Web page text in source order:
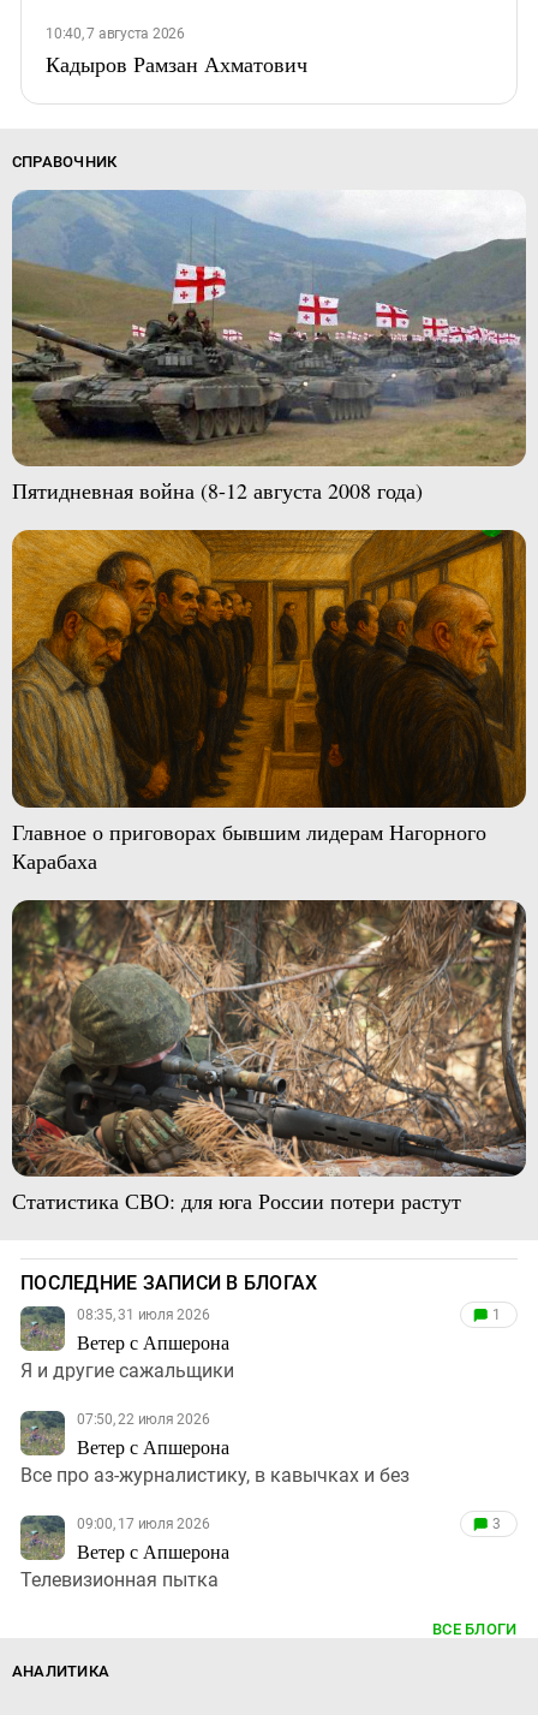
10:40, 7 августа 2026
Кадыров Рамзан Ахматович
СПРАВОЧНИК
Пятидневная война (8-12 августа 2008 года)
Главное о приговорах бывшим лидерам Нагорного
Карабаха
Статистика СВО: для юга России потери растут
ПОСЛЕДНИЕ ЗАПИСИ В БЛОГАХ
08:35, 31 июля 2026
Ветер с Апшерона
1
Я и другие сажальщики
07:50, 22 июля 2026
Ветер с Апшерона
Все про аз-журналистику, в кавычках и без
09:00, 17 июля 2026
Ветер с Апшерона
3
Телевизионная пытка
ВСЕ БЛОГИ
АНАЛИТИКА